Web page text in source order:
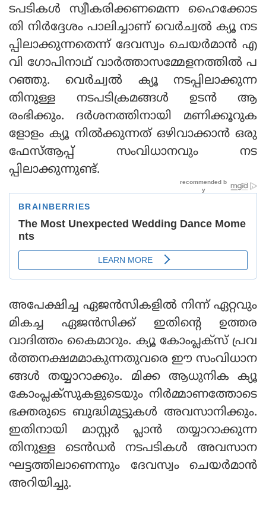
ടപടികള്‍ സ്വീകരിക്കണമെന്ന ഹൈക്കോട
തി നിര്‍ദ്ദേശം പാലിച്ചാണ് വെര്‍ച്വല്‍ ക്യൂ നട
പ്പിലാക്കുന്നതെന്ന് ദേവസ്വം ചെയര്‍മാന്‍ എ
വി ഗോപിനാഥ് വാര്‍ത്താസമ്മേളനത്തില്‍ പ
റഞ്ഞു. വെര്‍ച്വല്‍ ക്യൂ നടപ്പിലാക്കുന്ന
തിനുള്ള നടപടിക്രമങ്ങള്‍ ഉടന്‍ ആ
രംഭിക്കും. ദര്‍ശനത്തിനായി മണിക്കൂറുക
ളോളം ക്യൂ നില്‍ക്കുന്നത് ഒഴിവാക്കാന്‍ ഒരു
ഫേസ്ആപ്പ് സംവിധാനവും നട
പ്പിലാക്കുന്നുണ്ട്.
അപേക്ഷിച്ച ഏജന്‍സികളില്‍ നിന്ന് ഏറ്റവും
മികച്ച ഏജന്‍സിക്ക് ഇതിന്റെ ഉത്തര
വാദിത്തം കൈമാറും. ക്യൂ കോംപ്ലക്‌സ് പ്രവ
ര്‍ത്തനക്ഷമമാകുന്നതുവരെ ഈ സംവിധാന
ങ്ങള്‍ തയ്യാറാക്കും. മിക്ക ആധുനിക ക്യൂ
കോംപ്ലക്‌സുകളുടെയും നിര്‍മ്മാണത്തോടെ
ഭക്തരുടെ ബുദ്ധിമുട്ടുകള്‍ അവസാനിക്കും.
ഇതിനായി മാസ്റ്റര്‍ പ്ലാന്‍ തയ്യാറാക്കുന്ന
തിനുള്ള ടെന്‍ഡര്‍ നടപടികള്‍ അവസാന
ഘട്ടത്തിലാണെന്നും ദേവസ്വം ചെയര്‍മാന്‍
അറിയിച്ചു.